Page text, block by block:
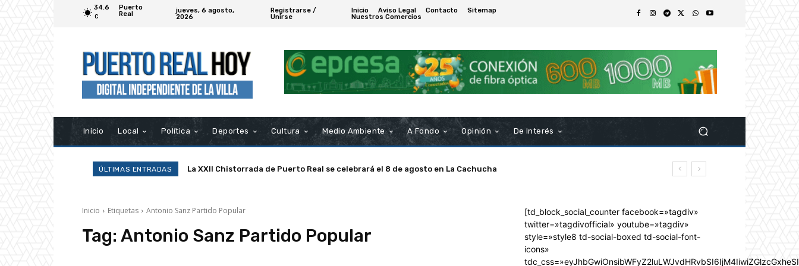
34.6
C
Puerto
Real
jueves, 6 agosto,
2026
Registrarse /
Unirse
Inicio Aviso Legal Contacto
Sitemap
Nuestros Comercios
Inicio Local Política Deportes Cultura Medio Ambiente A Fondo Opinión De Interés
ÚLTIMAS ENTRADAS La XXII Chistorrada de Puerto Real se celebrará el 8 de agosto en La Cachucha
Inicio Etiquetas Antonio Sanz Partido Popular
Tag: Antonio Sanz Partido Popular
[td_block_social_counter facebook=»tagdiv»
twitter=»tagdivofficial» youtube=»tagdiv»
style=»style8 td-social-boxed td-social-font-
icons»